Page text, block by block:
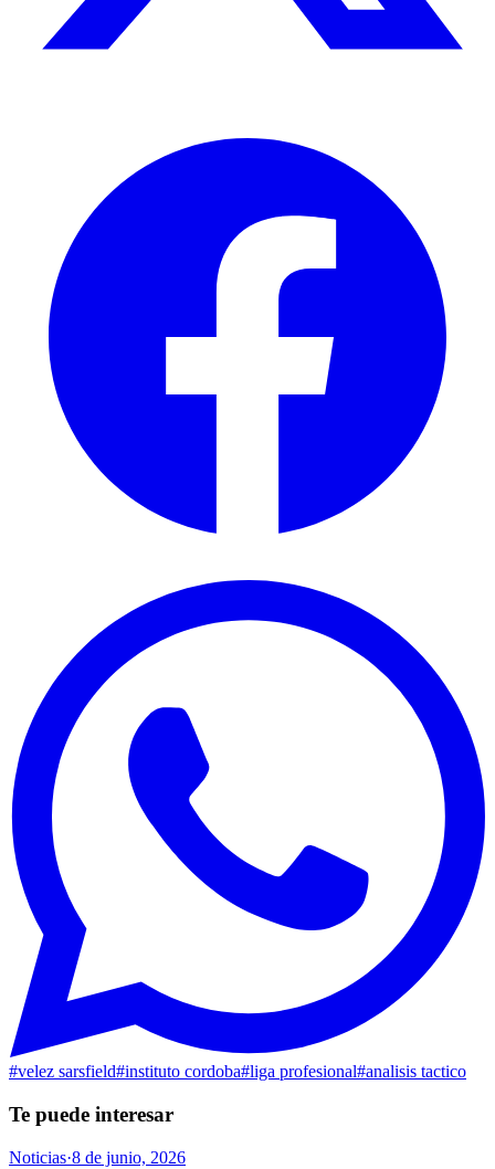
#velez sarsfield#instituto cordoba#liga profesional#analisis tactico
Te puede interesar
Noticias·8 de junio, 2026